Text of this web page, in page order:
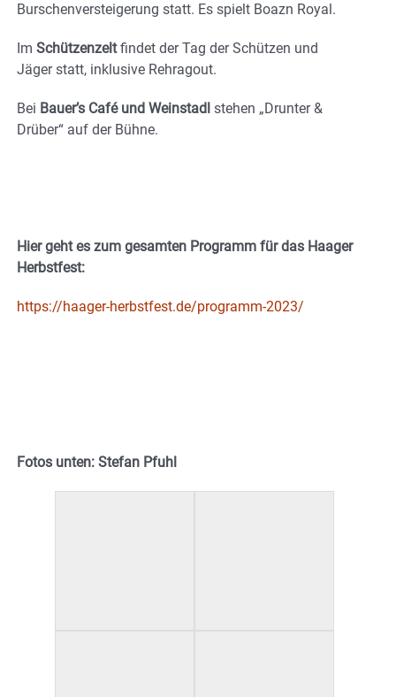
Burschenversteigerung statt. Es spielt Boazn Royal.
Im Schützenzeltfindet der Tag der Schützen und
Jäger statt, inklusive Rehragout.
Bei Bauer’s Café und Weinstadl stehen „Drunter &
Drüber“ auf der Bühne.
Hier geht es zum gesamten Programm für das Haager
Herbstfest:
https://haager-herbstfest.de/programm-2023/
Fotos unten: Stefan Pfuhl